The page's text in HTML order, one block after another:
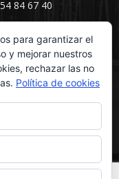
84 67 40
Vélez-Málaga 2026
para garantizar el
y mejorar nuestros
rechazar las no
Política de cookies